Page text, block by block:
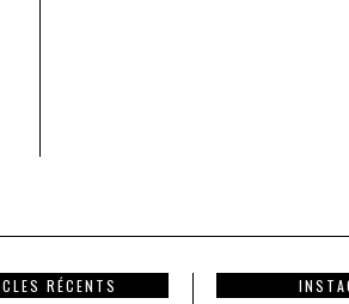
RÉCENTS